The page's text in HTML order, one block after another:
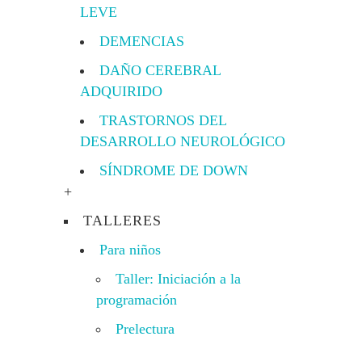
LEVE
DEMENCIAS
DAÑO CEREBRAL
ADQUIRIDO
TRASTORNOS DEL
DESARROLLO NEUROLÓGICO
SÍNDROME DE DOWN
+
TALLERES
Para niños
Taller: Iniciación a la
programación
Prelectura